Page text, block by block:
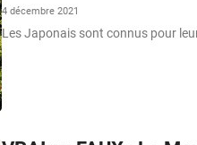
4 décembre 2021
Les Japonais sont connus pour